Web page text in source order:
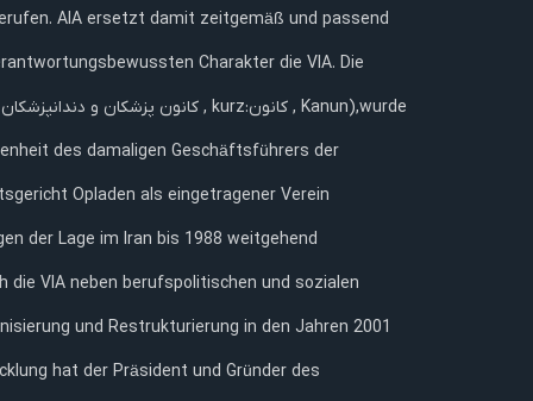
Charakter die VIA. Die
des damaligen Geschäftsführers der
Opladen als eingetragener Verein
der Lage im Iran bis 1988 weitgehend
VIA neben berufspolitischen und sozialen
und Restrukturierung in den Jahren 2001
hat der Präsident und Gründer des